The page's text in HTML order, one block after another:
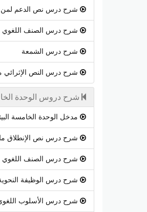
شرح درس نص الدعم لمن
شرح درس الصنف اللغوي
شرح درس الشمعة
شرح درس النص الإثرائي
شرح دروس الوحدة
مدخل الوحدة الخامسة
شرح درس نص الإنطلاق
شرح درس الصنف اللغوي
شرح درس الوظيفة النحوية
شرح درس الأسلوب اللغوي